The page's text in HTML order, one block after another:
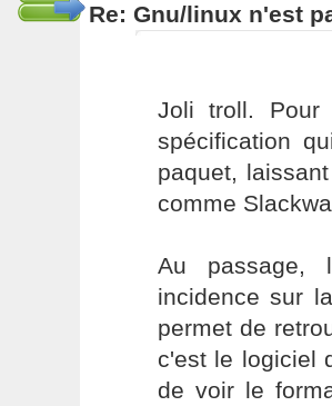
Re: Gnu/linux n'est
Joli troll.
spécification
paquet,
comme
Au passage,
incidence sur
permet de
c'est le logiciel
de voir le